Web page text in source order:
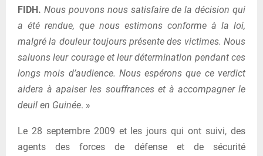
FIDH. Nous pouvons nous satisfaire de la décision qui
a été rendue, que nous estimons conforme à la loi,
malgré la douleur toujours présente des victimes. Nous
saluons leur courage et leur détermination pendant ces
longs mois d’audience. Nous espérons que ce verdict
aidera à apaiser les souffrances et à accompagner le
deuil en Guinée. »
Le 28 septembre 2009 et les jours qui ont suivi, des
agents des forces de défense et de sécurité